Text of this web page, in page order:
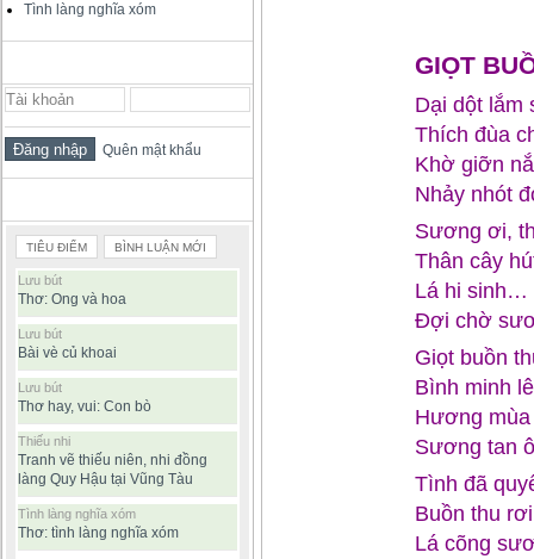
Tình làng nghĩa xóm
Quên mật khẩu
TIÊU ĐIỂM BÌNH LUẬN MỚI
Lưu bút
Thơ: Ong và hoa
Lưu bút
Bài vè củ khoai
Lưu bút
Thơ hay, vui: Con bò
Thiếu nhi
Tranh vẽ thiếu niên, nhi đồng
làng Quy Hậu tại Vũng Tàu
Tình làng nghĩa xóm
Thơ: tình làng nghĩa xóm
GIỌT
Dại dột lắm
Thích đùa
Khờ giỡn
Nhảy nhót
Sương ơi,
Thân cây
Lá hi sinh…
Đợi chờ
Giọt buồn
Bình minh
Hương
Sương tan
Tình đã
Buồn thu
Lá cõng